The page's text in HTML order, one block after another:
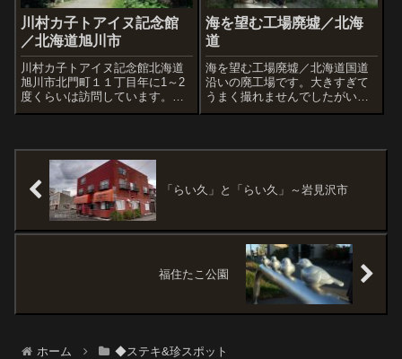
川村カ子トアイヌ記念館
／北海道旭川市
川村カ子トアイヌ記念館北海道
旭川市北門町１１丁目年に1～2
度くらいは訪問しています。と
くに売店まわりの雰囲気が好
ね。アイヌの口琴ムックリなど
購入しました。みなさんもどう
ぞ。
海を望む工場廃墟／北海
道
海を望む工場廃墟／北海道国道
沿いの廃工場です。大きすぎて
うまく撮れませんでしたがいま
にも崩れ落ちそうな雰囲気です
面しているので、車窓から見る
り、多くの人...
「らい久」と「らい久」～岩見沢市
福住たこ公園
ホーム ◆ステキ&珍スポット